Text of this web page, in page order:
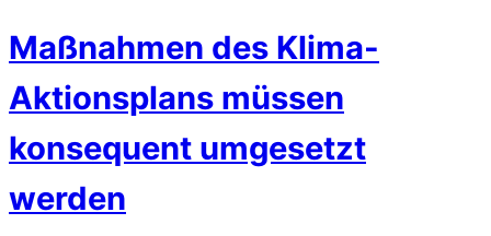
Maßnahmen des Klima-
Aktionsplans müssen
konsequent umgesetzt
werden